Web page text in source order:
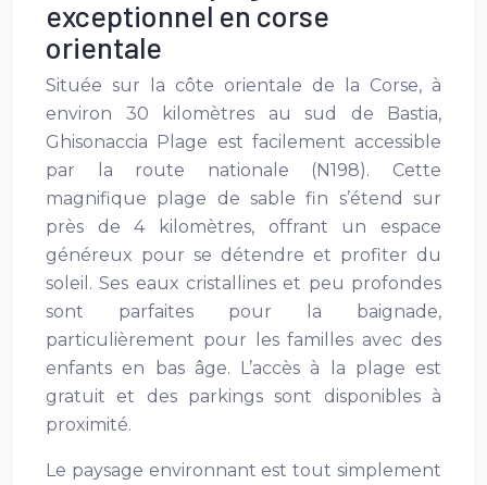
exceptionnel en corse
orientale
Située sur la côte orientale de la Corse, à
environ 30 kilomètres au sud de Bastia,
Ghisonaccia Plage est facilement accessible
par la route nationale (N198). Cette
magnifique plage de sable fin s’étend sur
près de 4 kilomètres, offrant un espace
généreux pour se détendre et profiter du
soleil. Ses eaux cristallines et peu profondes
sont parfaites pour la baignade,
particulièrement pour les familles avec des
enfants en bas âge. L’accès à la plage est
gratuit et des parkings sont disponibles à
proximité.
Le paysage environnant est tout simplement